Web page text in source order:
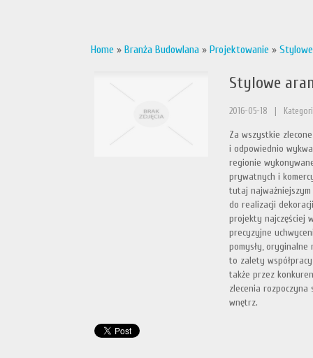
Home » Branża Budowlana » Projektowanie »
Stylowe
2016-05-18
Za wszystkie
i odpowiednio
regionie
prywatnych i
tutaj
do realizacji
projekty najczęściej
precyzyjne
pomysły,
to zalety
także przez
zlecenia
wnętrz.